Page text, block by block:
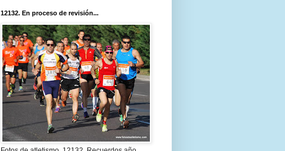
12132. En proceso de revisión...